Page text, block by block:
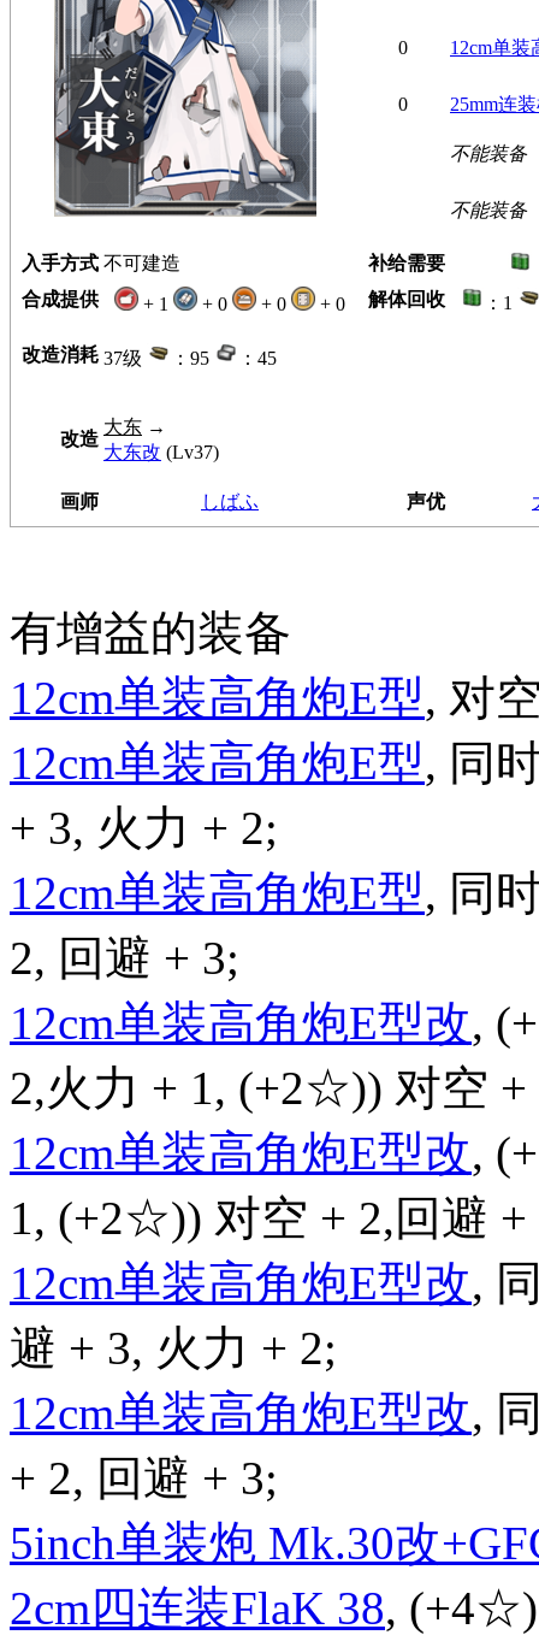
0 12cm单装
0 25mm连
不能装备
不能装备
入手方式 不可建造 补给需要
合成提供
+ 1 + 0 + 0 + 0 解体回收 ：1
改造消耗 37级 ：95 ：45
改造
大东 →
大东改 (Lv37)
画师 しばふ 声优
有增益的装备
12cm单装高角炮E型, 对
12cm单装高角炮E型, 同
+ 3, 火力 + 2;
12cm单装高角炮E型, 同
2, 回避 + 3;
12cm单装高角炮E型改,
2,火力 + 1, (+2☆)) 对空 +
12cm单装高角炮E型改,
1, (+2☆)) 对空 + 2,回避 +
12cm单装高角炮E型改,
避 + 3, 火力 + 2;
12cm单装高角炮E型改,
+ 2, 回避 + 3;
5inch单装炮 Mk.30改
2cm四连装FlaK 38,